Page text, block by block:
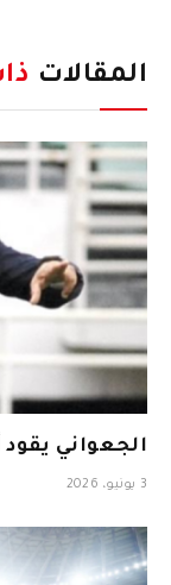
المقالات
الجعواني
3 يونيو، 2026